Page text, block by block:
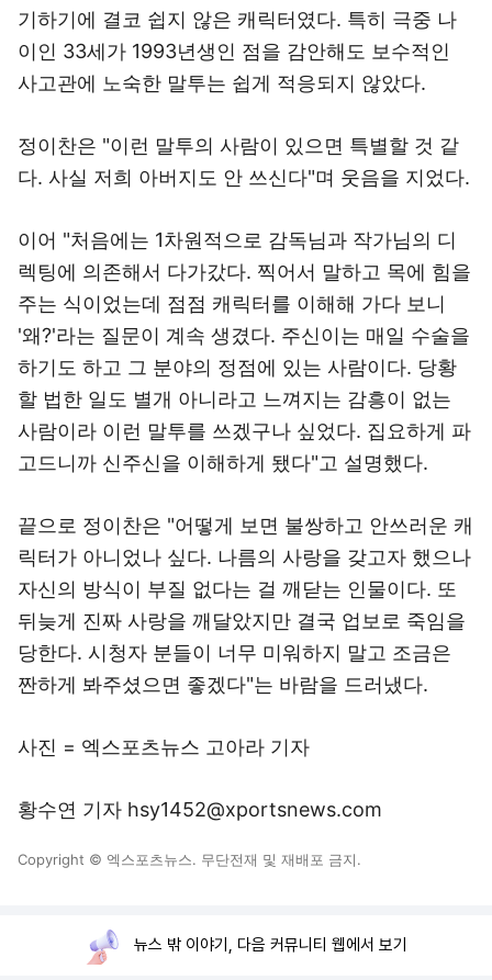
기하기에 결코 쉽지 않은 캐릭터였다. 특히 극중 나
이인 33세가 1993년생인 점을 감안해도 보수적인
사고관에 노숙한 말투는 쉽게 적응되지 않았다.
정이찬은 "이런 말투의 사람이 있으면 특별할 것 같
다. 사실 저희 아버지도 안 쓰신다"며 웃음을 지었다.
이어 "처음에는 1차원적으로 감독님과 작가님의 디
렉팅에 의존해서 다가갔다. 찍어서 말하고 목에 힘을
주는 식이었는데 점점 캐릭터를 이해해 가다 보니
'왜?'라는 질문이 계속 생겼다. 주신이는 매일 수술을
하기도 하고 그 분야의 정점에 있는 사람이다. 당황
할 법한 일도 별개 아니라고 느껴지는 감흥이 없는
사람이라 이런 말투를 쓰겠구나 싶었다. 집요하게 파
고드니까 신주신을 이해하게 됐다"고 설명했다.
끝으로 정이찬은 "어떻게 보면 불쌍하고 안쓰러운 캐
릭터가 아니었나 싶다. 나름의 사랑을 갖고자 했으나
자신의 방식이 부질 없다는 걸 깨닫는 인물이다. 또
뒤늦게 진짜 사랑을 깨달았지만 결국 업보로 죽임을
당한다. 시청자 분들이 너무 미워하지 말고 조금은
짠하게 봐주셨으면 좋겠다"는 바람을 드러냈다.
사진 = 엑스포츠뉴스 고아라 기자
황수연 기자 hsy1452@xportsnews.com
Copyright © 엑스포츠뉴스. 무단전재 및 재배포 금지.
뉴스 밖 이야기, 다음 커뮤니티 웹에서 보기